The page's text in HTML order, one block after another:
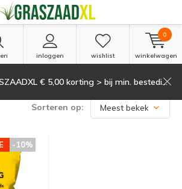
inloggen wishlist winkelwagen
0
€ 5,00 korting > bij min. besteding van 135,-
met Resilient Blue(1)
Sorteren op:
-10%